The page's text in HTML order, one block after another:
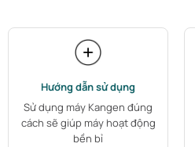
Hướng dẫn sử dụng
Sử dụng máy Kangen đúng
cách sẽ giúp máy hoạt động
bền bỉ